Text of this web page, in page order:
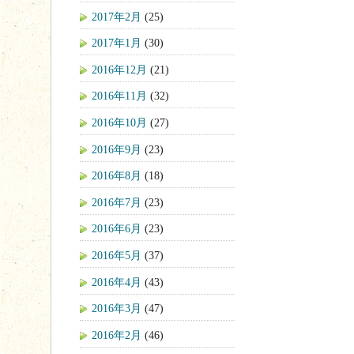
2017年2月 (25)
2017年1月 (30)
2016年12月 (21)
2016年11月 (32)
2016年10月 (27)
2016年9月 (23)
2016年8月 (18)
2016年7月 (23)
2016年6月 (23)
2016年5月 (37)
2016年4月 (43)
2016年3月 (47)
2016年2月 (46)